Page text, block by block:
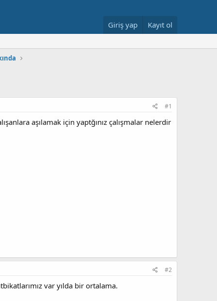
Giriş yap Kayıt ol
#1
aşılamak için yaptğınız çalışmalar nelerdir
#2
var yılda bir ortalama.